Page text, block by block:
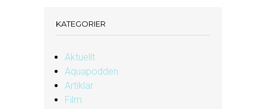
KATEGORIER
Aktuellt
Aquapodden
Artiklar
Film